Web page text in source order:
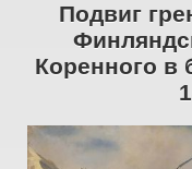
Подвиг
Коренного в